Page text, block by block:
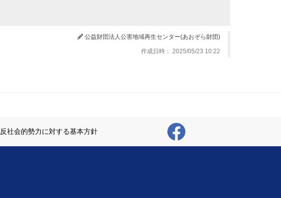
公益財団法人公害地域再生センター(あおぞら財団)
作成日時： 2025/05/23 10:22
反社会的勢力に対する基本方針